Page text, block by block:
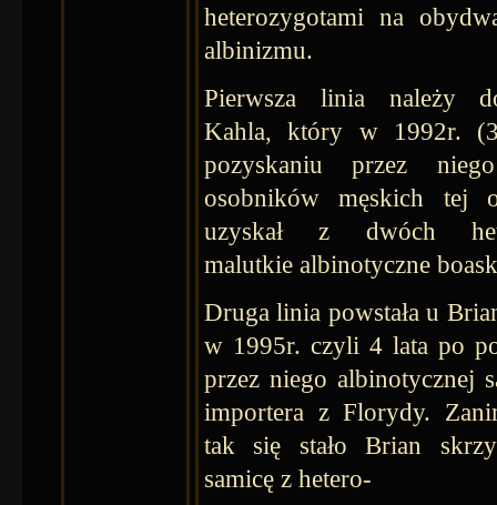
heterozygotami na
albinizmu.
Pierwsza linia należy
Kahla, który w 1992r.
pozyskaniu przez
osobników męskich tej
uzyskał z dwóch
malutkie albinotyczne
Druga linia powstała u
w 1995r. czyli 4 lata po
przez niego albinotycznej
importera z Florydy.
tak się stało Brian
samicę z hetero-